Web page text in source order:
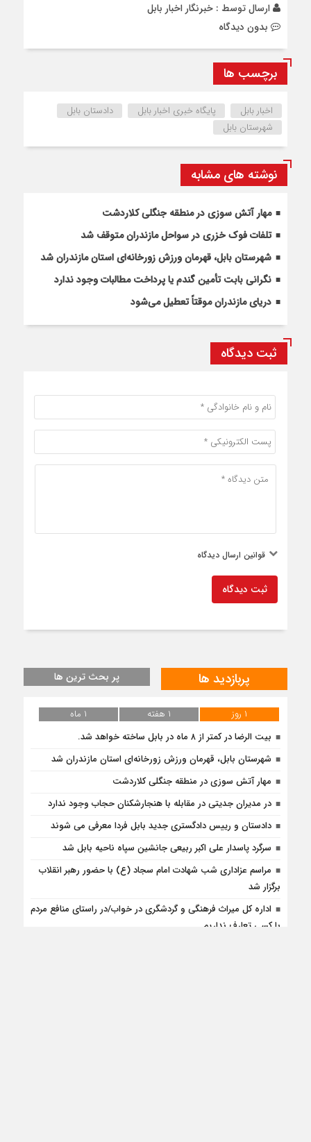
ارسال توسط : خبرنگار اخبار بابل
بدون دیدگاه
برچسب ها
اخبار بابل پایگاه خبری اخبار بابل
دادستان بابل
شهرستان بابل
نوشته های مشابه
مهار آتش سوزی در منطقه جنگلی کلاردشت
تلفات فوک خزری در سواحل مازندران متوقف شد
شهرستان بابل، قهرمان ورزش زورخانه‌ای استان مازندران شد
نگرانی بابت تأمین گندم یا پرداخت مطالبات وجود ندارد
دریای مازندران موقتاً تعطیل می‌شود
ثبت دیدگاه
قوانین ارسال دیدگاه
ثبت دیدگاه
پربازدید ها پر بحث ترین ها
۱ روز ۱ هفته
۱ ماه
بیت الرضا در کمتر از ۸ ماه در بابل ساخته خواهد شد.
شهرستان بابل، قهرمان ورزش زورخانه‌ای استان مازندران شد
مهار آتش سوزی در منطقه جنگلی کلاردشت
در مدیران جدیتی در مقابله با هنجارشکنان حجاب وجود ندارد
دادستان و رییس دادگستری جدید بابل فردا معرفی می شوند
سرگرد پاسدار علی اکبر ربیعی جانشین سپاه ناحیه بابل شد
مراسم عزاداری شب شهادت امام سجاد (ع) با حضور رهبر انقلاب
برگزار شد
اداره کل میراث فرهنگی و گردشگری در خواب/در راستای منافع مردم
با کسی تعارف نداریم